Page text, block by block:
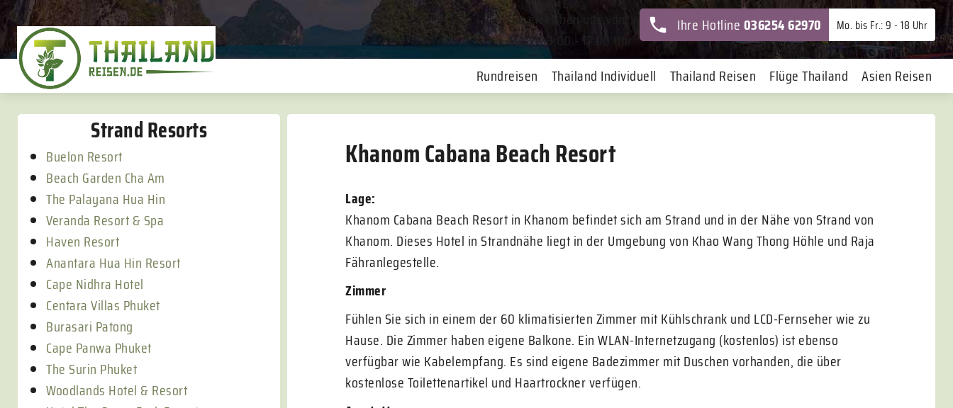
Sie erreichen uns von
Mo-Fr. 9:00 - 17:00 Uhr
Ihre Hotline036254 62970 Mo. bis Fr.: 9 - 18 Uhr
Rundreisen Thailand Individuell Thailand Reisen Flüge Thailand Asien Reisen
Strand Resorts
Buelon Resort
Beach Garden Cha Am
The Palayana Hua Hin
Veranda Resort & Spa
Haven Resort
Anantara Hua Hin Resort
Cape Nidhra Hotel
Centara Villas Phuket
Burasari Patong
Cape Panwa Phuket
The Surin Phuket
Woodlands Hotel & Resort
Khanom Cabana Beach Resort
Lage:
Khanom Cabana Beach Resort in Khanom befindet sich am Strand und in der Nähe von Strand von
Khanom. Dieses Hotel in Strandnähe liegt in der Umgebung von Khao Wang Thong Höhle und Raja
Fähranlegestelle.
Zimmer
Fühlen Sie sich in einem der 60 klimatisierten Zimmer mit Kühlschrank und LCD-Fernseher wie zu
Hause. Die Zimmer haben eigene Balkone. Ein WLAN-Internetzugang (kostenlos) ist ebenso
verfügbar wie Kabelempfang. Es sind eigene Badezimmer mit Duschen vorhanden, die über
kostenlose Toilettenartikel und Haartrockner verfügen.